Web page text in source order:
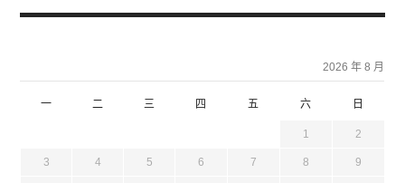
2026 年 8 月
一 二 三 四 五 六 日
1 2
3 4 5 6 7 8 9